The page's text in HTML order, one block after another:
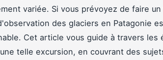
variée. Si vous prévoyez de faire un
des glaciers en Patagonie
Cet article vous guide à travers les
telle excursion, en couvrant des